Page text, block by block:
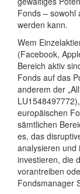
Fonds – sowohl
werden kann.
Wem
(Facebook,
Bereich aktiv
Fonds auf das
anderem der
europäischen
sämtlichen
es, das
analysieren und
investieren, die
vorantreiben
Fondsmanager